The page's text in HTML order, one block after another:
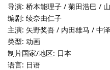
导演: 桥本能理子 / 菊田浩巳 /
编剧: 绫奈由仁子
主演: 矢野奖吾 / 内田雄马 / 中
类型: 动画
制片国家/地区: 日本
语言: 日语